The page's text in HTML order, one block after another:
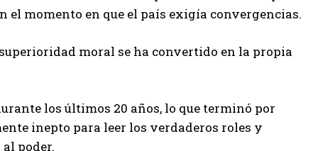
el momento en que el país exigía convergencias.
moral se ha convertido en la propia
los últimos 20 años, lo que terminó por
inepto para leer los verdaderos roles y
poder.